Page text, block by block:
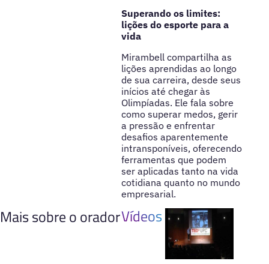
Superando os limites:
lições do esporte para a
vida
Mirambell compartilha as
lições aprendidas ao longo
de sua carreira, desde seus
inícios até chegar às
Olimpíadas. Ele fala sobre
como superar medos, gerir
a pressão e enfrentar
desafios aparentemente
intransponíveis, oferecendo
ferramentas que podem
ser aplicadas tanto na vida
cotidiana quanto no mundo
empresarial.
Mais sobre o oradorVídeos